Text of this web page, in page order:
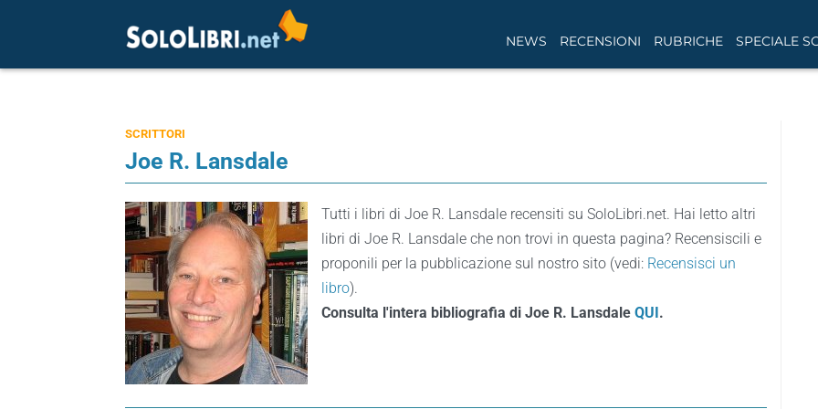
NEWS RECENSIONI RUBRICHE SPECIALE
SCRITTORI
Joe R. Lansdale
Tutti i libri di Joe R. Lansdale recensiti su SoloLibri.net. Hai letto altri
libri di Joe R. Lansdale che non trovi in questa pagina? Recensiscili e
proponili per la pubblicazione sul nostro sito (vedi: Recensisci un
libro).
Consulta l'intera bibliografia di Joe R. Lansdale QUI.